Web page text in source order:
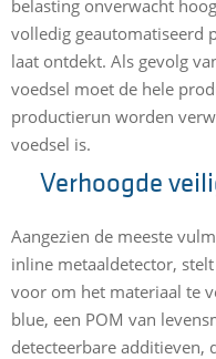
belasting onverwacht
volledig geautomatiseerd
laat ontdekt. Als gevolg
voedsel moet de hele
productierun worden
voedsel is.
Verhoogde
Aangezien de meeste
inline metaaldetector,
voor om het materiaal te
blue, een POM van
detecteerbare additieven,